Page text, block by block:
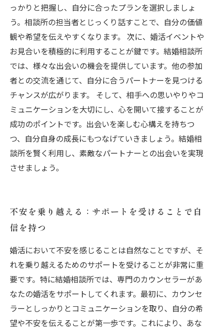
っかりと把握し、自分に合ったプランを選択しましょ
う。相談所の担当者とじっくり話すことで、自分の価値
観や希望を伝えやすくなります。 次に、婚活イベントや
お見合いを積極的に利用することが鍵です。結婚相談所
では、様々な出会いの機会を提供しています。他の参加
者との交流を通じて、自分に合うパートナーを見つける
チャンスが広がります。 そして、相手への思いやりやコ
ミュニケーションを大切にし、心を開いて接することが
成功のポイントです。出会いを楽しむ心構えを持ちつ
つ、自分自身の成長にもつなげていきましょう。結婚相
談所を賢く利用し、素敵なパートナーとの出会いを実現
させましょう。
不安を乗り越える：サポートを受けることで自
信を持つ
婚活において不安を感じることは自然なことですが、そ
れを乗り越えるためのサポートを受けることが非常に重
要です。特に結婚相談所では、専門のカウンセラーがあ
なたの婚活をサポートしてくれます。最初に、カウンセ
ラーとしっかりとコミュニケーションを取り、自分の希
望や不安を伝えることが第一歩です。これにより、あな